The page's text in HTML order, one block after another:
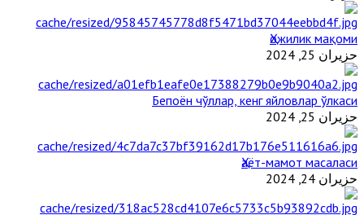
Ҳожилик мақоми
حزيران 25, 2024
Бепоён чўллар, кенг яйловлар ўлкаси
حزيران 25, 2024
Ҳаёт-мамот масаласи
حزيران 24, 2024